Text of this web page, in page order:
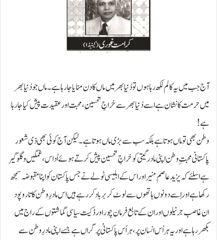
آج جب میں یہ کالم لکھ رہا ہوں تو دُنیا بھر میں ماں کا دن منایا جارہا ہے۔ ماں جو دُنیا بھر
میں حرمت کا نشان ہے اسے دُنیا بھر سے خراجِ تحسین، محبت اور عقیدت پیش کیا جارہا
ہے!
وطن بھی تو ماں ہوتا ہے بلکہ سب سے بڑی ماں ہوتا ہے۔ لیکن آج کوئی بھی ذی شعور
پاکستانی محبتِ وطن اپنی مادر گیتی کو خراجِ تحسین پیش کرتے ہوئے اُداس ، غمگین و گلو گیر
ہے اسلئے کہ یزید عاصم منیر اور اس کے ابلیسی ٹولے نے جس پاکستان کو اپنا مقبوضہ سمجھ
رکھا ہے اوراِسے دونوں ہاتھوں سے لوٹ کر برباد کر رہے ہیں اس مادرِ وطن کا تار و پود
ان غاصب جرنیلوں اور ان کے تابع فرمان چور اور ڈکیت سیاسی گماشتوں کے راج میں
بکھر رہا ہے اور یہ ہراُس انسان پر، ہر اُس پاکستانی پر گراں ہے جسے اپنی مادرِ وطن سے